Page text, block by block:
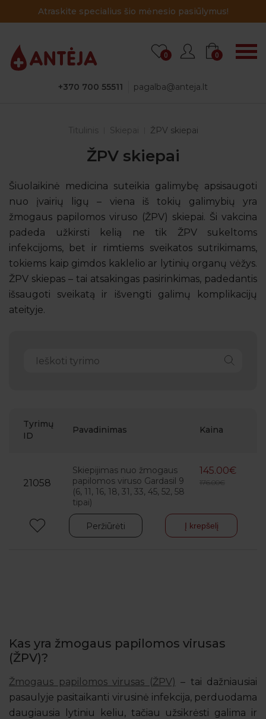
Atraskite specialius šio mėnesio pasiūlymus!
+370 700 55511 pagalba@anteja.lt
0 0
Titulinis Skiepai ŽPV skiepai
ŽPV skiepai
Šiuolaikinė medicina suteikia galimybę apsisaugoti
nuo įvairių ligų – viena iš tokių galimybių yra
žmogaus papilomos viruso (ŽPV) skiepai. Ši vakcina
padeda užkirsti kelią ne tik ŽPV sukeltoms
infekcijoms, bet ir rimtiems sveikatos sutrikimams,
tokiems kaip gimdos kaklelio ar lytinių organų vėžys.
ŽPV skiepas – tai atsakingas pasirinkimas, padedantis
išsaugoti sveikatą ir išvengti galimų komplikacijų
ateityje.
Tyrimų
ID
Pavadinimas Kaina
21058
Skiepijimas nuo žmogaus
papilomos viruso Gardasil 9
(6, 11, 16, 18, 31, 33, 45, 52, 58
tipai)
145.00€
176.00€
Peržiūrėti Į krepšelį
Kas yra žmogaus papilomos virusas
(ŽPV)?
Žmogaus papilomos virusas (ŽPV) – tai dažniausiai
pasaulyje pasitaikanti virusinė infekcija, perduodama
daugiausia lytiniu keliu, tačiau užsikrėsti galima ir